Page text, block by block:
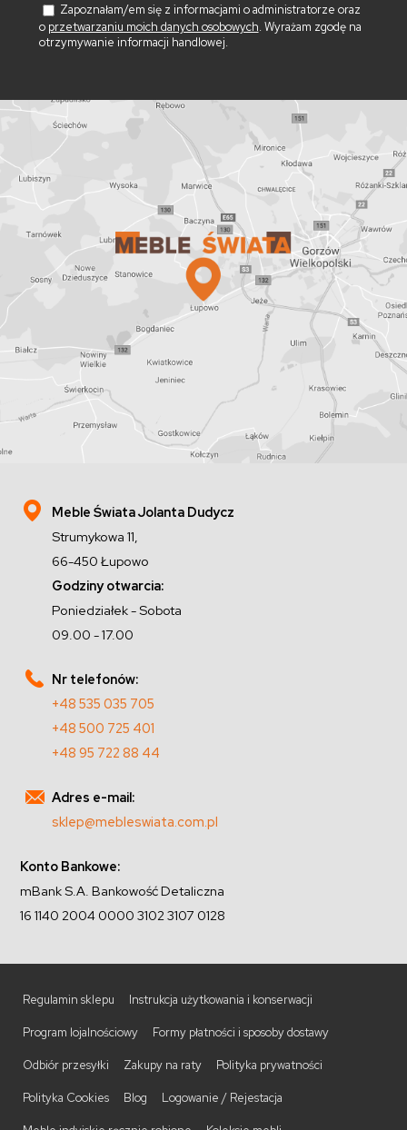
Zapoznałam/em się z informacjami o administratorze oraz
o przetwarzaniu moich danych osobowych. Wyrażam zgodę na
otrzymywanie informacji handlowej.
Meble Świata Jolanta Dudycz
Strumykowa 11,
66-450 Łupowo
Godziny otwarcia:
Poniedziałek - Sobota
09.00 - 17.00
Nr telefonów:
+48 535 035 705
+48 500 725 401
+48 95 722 88 44
Adres e-mail:
sklep@mebleswiata.com.pl
Konto Bankowe:
mBank S.A. Bankowość Detaliczna
16 1140 2004 0000 3102 3107 0128
Regulamin sklepu Instrukcja użytkowania i konserwacji
Program lojalnościowy Formy płatności i sposoby dostawy
Odbiór przesyłki Zakupy na raty Polityka prywatności
Polityka Cookies Blog Logowanie / Rejestacja